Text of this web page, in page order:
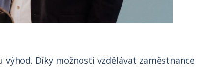
Díky možnosti vzdělávat zaměstnance